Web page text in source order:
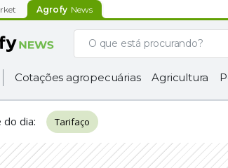
Agrofy News
Cotações agropecuárias Agricultura
do dia: Tarifaço